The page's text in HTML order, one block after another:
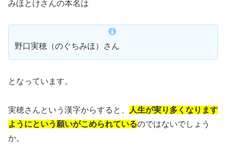
みほとけさんの本名は
野口実穂（のぐちみほ）さん
となっています。
実穂さんという漢字からすると、
人生が実り多くなります
ようにという願いがこめられているのではないでしょう
か。